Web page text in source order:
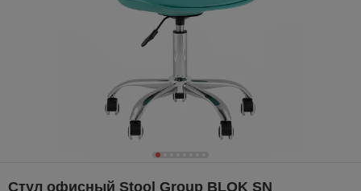
Стул офисный Stool Group BLOK SN